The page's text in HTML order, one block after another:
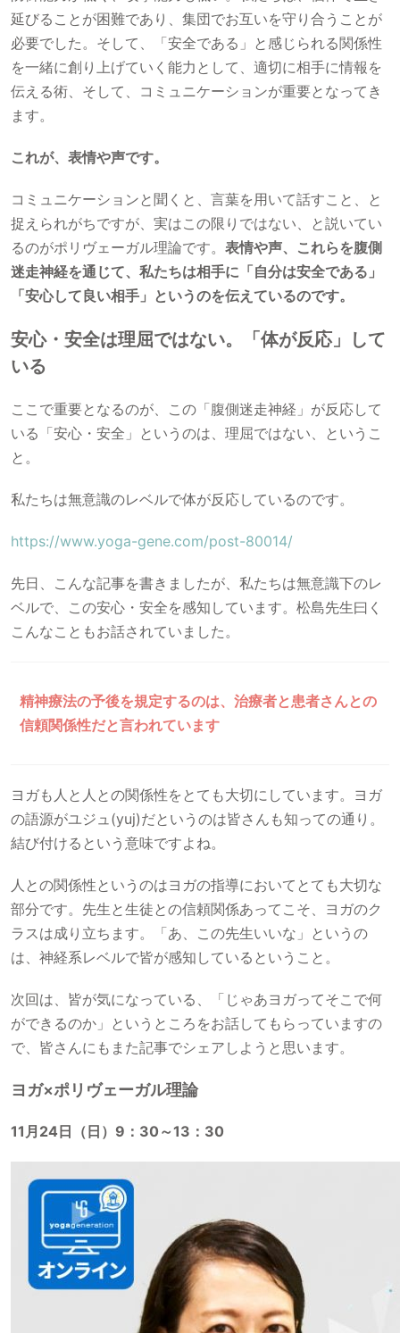
延びることが困難であり、集団でお互いを守り合うことが
必要でした。そして、「安全である」と感じられる関係性
を一緒に創り上げていく能力として、適切に相手に情報を
伝える術、そして、コミュニケーションが重要となってき
ます。
これが、表情や声です。
コミュニケーションと聞くと、言葉を用いて話すこと、と
捉えられがちですが、実はこの限りではない、と説いてい
るのがポリヴェーガル理論です。 表情や声、これらを腹側
迷走神経を通じて、私たちは相手に「自分は安全である」
「安心して良い相手」というのを伝えているのです。
安心・安全は理屈ではない。「体が反応」して
いる
ここで重要となるのが、この「腹側迷走神経」が反応して
いる「安心・安全」というのは、理屈ではない、というこ
と。
私たちは無意識のレベルで体が反応しているのです。
https://www.yoga-gene.com/post-80014/
先日、こんな記事を書きましたが、私たちは無意識下のレ
ベルで、この安心・安全を感知しています。松島先生曰く
こんなこともお話されていました。
精神療法の予後を規定するのは、治療者と患者さんとの
信頼関係性だと言われています
ヨガも人と人との関係性をとても大切にしています。ヨガ
の語源がユジュ(yuj)だというのは皆さんも知っての通り。
結び付けるという意味ですよね。
人との関係性というのはヨガの指導においてとても大切な
部分です。先生と生徒との信頼関係あってこそ、ヨガのク
ラスは成り立ちます。「あ、この先生いいな」というの
は、神経系レベルで皆が感知しているということ。
次回は、皆が気になっている、「じゃあヨガってそこで何
ができるのか」というところをお話してもらっていますの
で、皆さんにもまた記事でシェアしようと思います。
ヨガ×ポリヴェーガル理論
11月24日（日）9：30～13：30